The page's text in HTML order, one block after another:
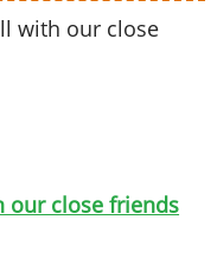
with our close
our close friends